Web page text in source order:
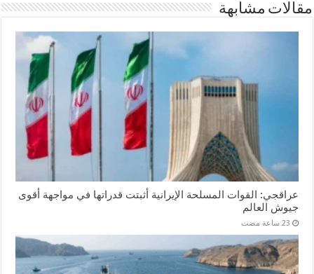
مقالات مشابهة
عراقجي: القوات المسلحة الإيرانية أثبتت قدراتها في مواجهة أقوى
جيوش العالم